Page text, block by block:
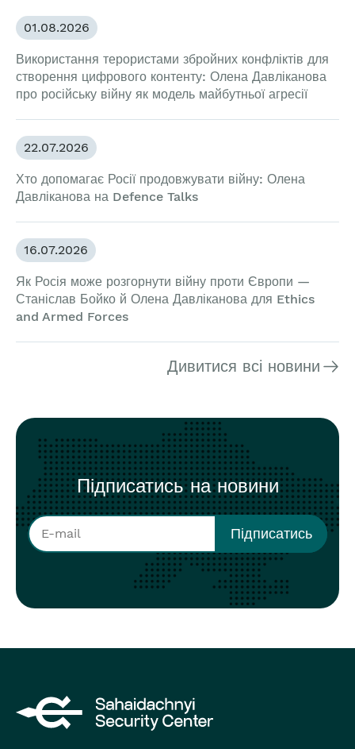
01.08.2026
Використання терористами збройних конфліктів для
створення цифрового контенту: Олена Давліканова
про російську війну як модель майбутньої агресії
22.07.2026
Хто допомагає Росії продовжувати війну: Олена
Давліканова на Defence Talks
16.07.2026
Як Росія може розгорнути війну проти Європи —
Станіслав Бойко й Олена Давліканова для Ethics
and Armed Forces
Дивитися всі новини
Підписатись на новини